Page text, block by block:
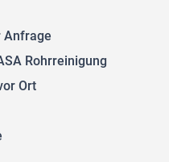
Anfrage
Rohrreinigung
Ort